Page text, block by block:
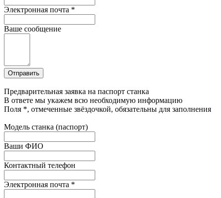
Электронная почта *
Ваше сообщение
Предварительная заявка на паспорт станка
В ответе мы укажем всю необходимую информацию
Поля *, отмеченные звёздочкой, обязательны для заполнения
Модель станка (паспорт)
Ваши ФИО
Контактный телефон
Электронная почта *